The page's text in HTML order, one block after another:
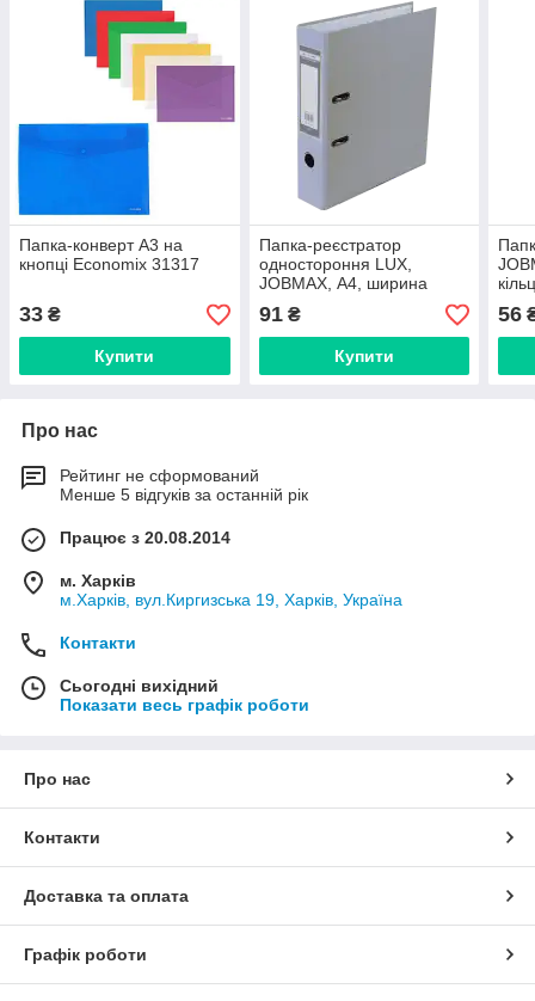
Папка-конверт А3 на
кнопці Economix 31317
33 ₴
Купити
Папка-реєстратор
одностороння LUX,
JOBMAX, А4, ширина
торця 50 мм
91₴
Купити
25
56
Про нас
Рейтинг не сформований
Менше 5 відгуків за останній рік
Працює з 20.08.2014
м. Харків
м.Харків, вул.Киргизська 19, Харків, Україна
Контакти
Сьогодні вихідний
Показати весь графік роботи
Про нас
Контакти
Доставка та оплата
Графік роботи